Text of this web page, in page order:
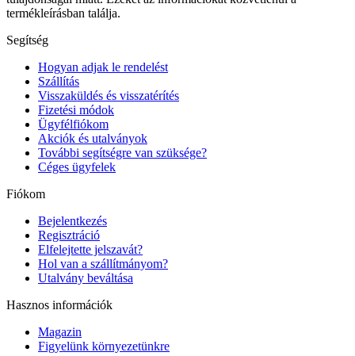
termékleírásban találja.
Segítség
Hogyan adjak le rendelést
Szállítás
Visszaküldés és visszatérítés
Fizetési módok
Ügyfélfiókom
Akciók és utalványok
További segítségre van szüksége?
Céges ügyfelek
Fiókom
Bejelentkezés
Regisztráció
Elfelejtette jelszavát?
Hol van a szállítmányom?
Utalvány beváltása
Hasznos információk
Magazin
Figyelünk környezetünkre